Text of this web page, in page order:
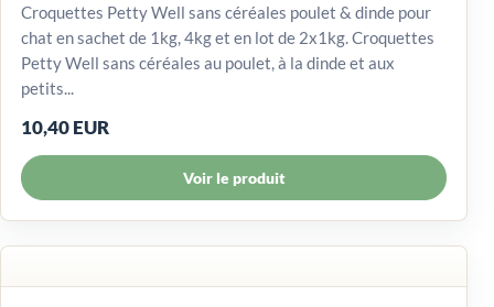
Croquettes Petty Well sans céréales poulet & dinde pour
chat en sachet de 1kg, 4kg et en lot de 2x1kg. Croquettes
Petty Well sans céréales au poulet, à la dinde et aux
petits...
10,40 EUR
Voir le produit